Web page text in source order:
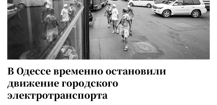
В Одессе временно остановили
движение городского
электротранспорта